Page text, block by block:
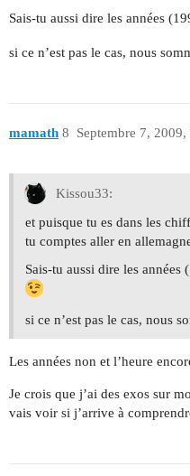
Sais-tu aussi dire les années
si ce n’est pas le cas, nous
mamath Septembre 7, 2009,
8
Kissou33:
et puisque tu es dans les
tu comptes aller en
Sais-tu aussi dire les années
si ce n’est pas le cas, nous
Les années non et l’heure
Je crois que j’ai des exos sur
vais voir si j’arrive à